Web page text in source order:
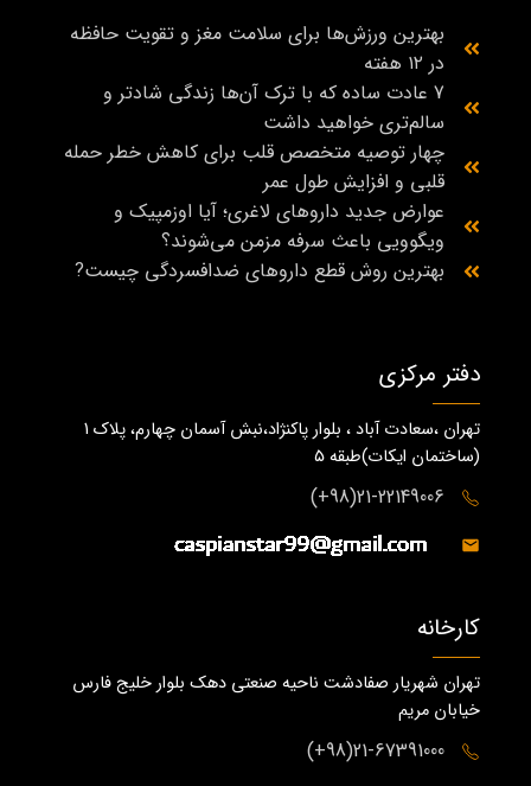
بهترین ورزش‌ها برای سلامت مغز و تقویت حافظه
در ۱۲ هفته
7 عادت ساده که با ترک آن‌ها زندگی شادتر و
سالم‌تری خواهید داشت
چهار توصیه متخصص قلب برای کاهش خطر حمله
قلبی و افزایش طول عمر
عوارض جدید داروهای لاغری؛ آیا اوزمپیک و
ویگوویی باعث سرفه مزمن می‌شوند؟
بهترین روش قطع داروهای ضدافسردگی چیست?
دفتر مرکزی
تهران ،سعادت آباد ، بلوار پاکنژاد،نبش آسمان چهارم، پلاک 1
(ساختمان ايكات)طبقه ٥
21-22149006(98+)
کارخانه
تهران شهریار صفادشت ناحیه صنعتی دهک بلوار خلیج فارس
خیابان مریم
21-67391000(98+)